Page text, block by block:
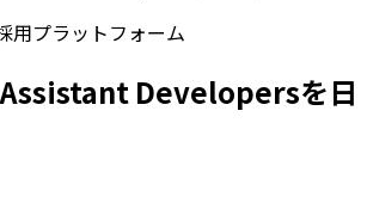
用プラットフォーム
Developersを日